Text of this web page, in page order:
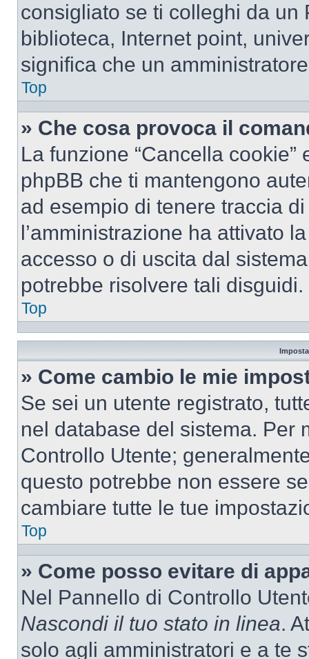
consigliato se ti colleghi da un
biblioteca, Internet point,
significa che un
Top
» Che cosa provoca il
La funzione “Cancella
phpBB che ti mantengono
ad esempio di tenere traccia
l’amministrazione ha attivato
accesso o di uscita dal
potrebbe risolvere tali disguidi.
Top
» Come cambio le mie
Se sei un utente registrato,
nel database del sistema. Per
Controllo Utente;
questo potrebbe non essere
cambiare tutte le tue
Top
» Come posso evitare di
Nel Pannello di Controllo
Nascondi il tuo stato in linea.
solo agli amministratori e a te